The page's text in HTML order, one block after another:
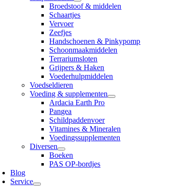
Broedstoof & middelen
Schaartjes
Vervoer
Zeefjes
Handschoenen & Pinkypomp
Schoonmaakmiddelen
Terrariumsloten
Grijpers & Haken
Voederhulpmiddelen
Voedseldieren
Voeding & supplementen
Ardacia Earth Pro
Pangea
Schildpaddenvoer
Vitamines & Mineralen
Voedingssupplementen
Diversen
Boeken
PAS OP-bordjes
Blog
Service